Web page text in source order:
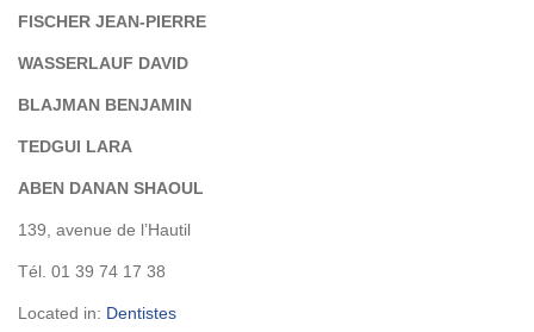
FISCHER JEAN-PIERRE
WASSERLAUF DAVID
BLAJMAN BENJAMIN
TEDGUI LARA
ABEN DANAN SHAOUL
139, avenue de l’Hautil
Tél. 01 39 74 17 38
Located in: Dentistes